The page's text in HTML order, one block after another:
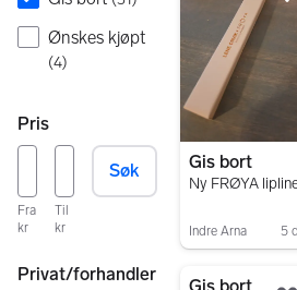
Ønskes kjøpt
(4)
Pris
Fra
kr
Til
kr
Søk
Privat/forhandler
Gis bort
Ny FRØYA
Indre Arna 5
Gis bort